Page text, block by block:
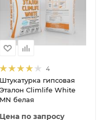
4
Штукатурка гипсовая
Эталон Climlife White
MN белая
Цена по запросу